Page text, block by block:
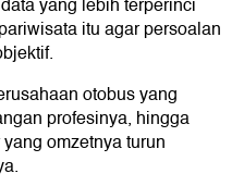
yang lebih terperinci
itu agar persoalan
otobus yang
profesinya, hingga
omzetnya turun